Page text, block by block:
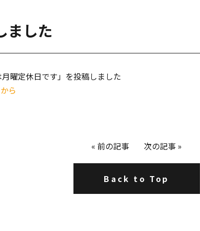
ました
曜定休日です」を投稿しました
ら
« 前の記事 次の記事 »
Back to Top